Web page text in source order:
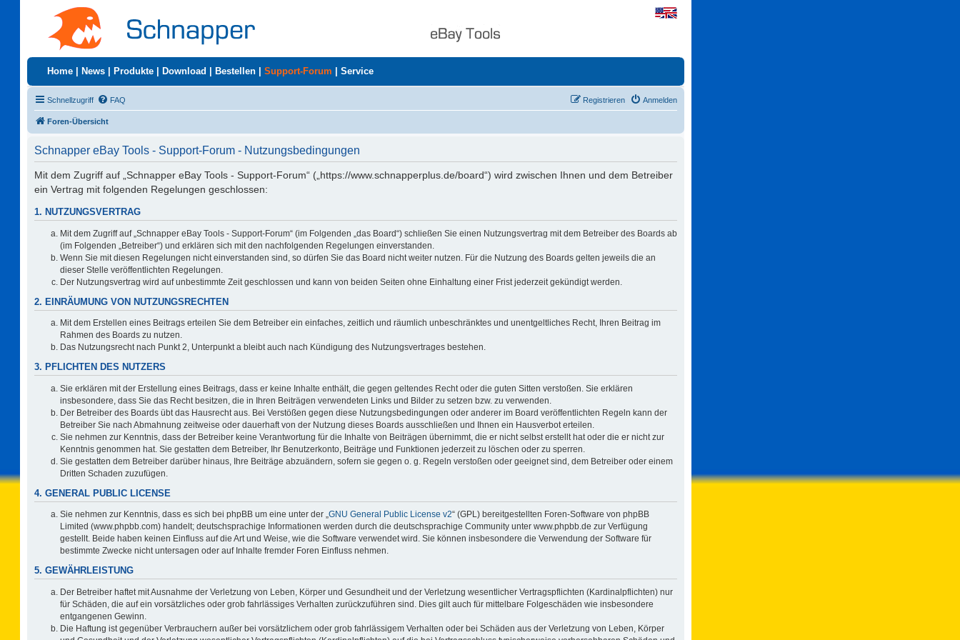
Home News Produkte Download Bestellen Support-Forum Service
Schnellzugriff FAQ Anmelden
Registrieren
Foren-Übersicht
Schnapper eBay Tools - Support-Forum - Nutzungsbedingungen
Mit dem Zugriff auf „Schnapper eBay Tools - Support-Forum“ („https://www.schnapperplus.de/board“) wird zwischen Ihnen und dem Betreiber
ein Vertrag mit folgenden Regelungen geschlossen:
1. NUTZUNGSVERTRAG
Mit dem Zugriff auf „Schnapper eBay Tools - Support-Forum“ (im Folgenden „das Board“) schließen Sie einen Nutzungsvertrag mit dem Betreiber des Boards ab
(im Folgenden „Betreiber“) und erklären sich mit den nachfolgenden Regelungen einverstanden.
Wenn Sie mit diesen Regelungen nicht einverstanden sind, so dürfen Sie das Board nicht weiter nutzen. Für die Nutzung des Boards gelten jeweils die an
dieser Stelle veröffentlichten Regelungen.
Der Nutzungsvertrag wird auf unbestimmte Zeit geschlossen und kann von beiden Seiten ohne Einhaltung einer Frist jederzeit gekündigt werden.
2. EINRÄUMUNG VON NUTZUNGSRECHTEN
Mit dem Erstellen eines Beitrags erteilen Sie dem Betreiber ein einfaches, zeitlich und räumlich unbeschränktes und unentgeltliches Recht, Ihren Beitrag im
Rahmen des Boards zu nutzen.
Das Nutzungsrecht nach Punkt 2, Unterpunkt a bleibt auch nach Kündigung des Nutzungsvertrages bestehen.
3. PFLICHTEN DES NUTZERS
Sie erklären mit der Erstellung eines Beitrags, dass er keine Inhalte enthält, die gegen geltendes Recht oder die guten Sitten verstoßen. Sie erklären
insbesondere, dass Sie das Recht besitzen, die in Ihren Beiträgen verwendeten Links und Bilder zu setzen bzw. zu verwenden.
Der Betreiber des Boards übt das Hausrecht aus. Bei Verstößen gegen diese Nutzungsbedingungen oder anderer im Board veröffentlichten Regeln kann der
Betreiber Sie nach Abmahnung zeitweise oder dauerhaft von der Nutzung dieses Boards ausschließen und Ihnen ein Hausverbot erteilen.
Sie nehmen zur Kenntnis, dass der Betreiber keine Verantwortung für die Inhalte von Beiträgen übernimmt, die er nicht selbst erstellt hat oder die er nicht zur
Kenntnis genommen hat. Sie gestatten dem Betreiber, Ihr Benutzerkonto, Beiträge und Funktionen jederzeit zu löschen oder zu sperren.
Sie gestatten dem Betreiber darüber hinaus, Ihre Beiträge abzuändern, sofern sie gegen o. g. Regeln verstoßen oder geeignet sind, dem Betreiber oder einem
Dritten Schaden zuzufügen.
4. GENERAL PUBLIC LICENSE
Sie nehmen zur Kenntnis, dass es sich bei phpBB um eine unter der „GNU General Public License v2“ (GPL) bereitgestellten Foren-Software von phpBB
Limited (www.phpbb.com) handelt; deutschsprachige Informationen werden durch die deutschsprachige Community unter www.phpbb.de zur Verfügung
gestellt. Beide haben keinen Einfluss auf die Art und Weise, wie die Software verwendet wird. Sie können insbesondere die Verwendung der Software für
bestimmte Zwecke nicht untersagen oder auf Inhalte fremder Foren Einfluss nehmen.
5. GEWÄHRLEISTUNG
Der Betreiber haftet mit Ausnahme der Verletzung von Leben, Körper und Gesundheit und der Verletzung wesentlicher Vertragspflichten (Kardinalpflichten) nur
für Schäden, die auf ein vorsätzliches oder grob fahrlässiges Verhalten zurückzuführen sind. Dies gilt auch für mittelbare Folgeschäden wie insbesondere
entgangenen Gewinn.
Die Haftung ist gegenüber Verbrauchern außer bei vorsätzlichem oder grob fahrlässigem Verhalten oder bei Schäden aus der Verletzung von Leben, Körper